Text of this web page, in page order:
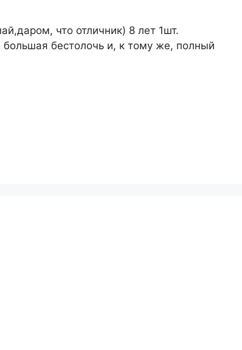
что отличник) 8 лет 1шт.
бестолочь и, к тому же, полный